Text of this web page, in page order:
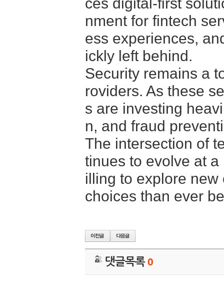
nment for fintech
ess experiences,
ickly left behind.
Security remains a
roviders. As these
s are investing
n, and fraud
The intersection of
tinues to evolve at
illing to explore
choices than ever
댓글목록0